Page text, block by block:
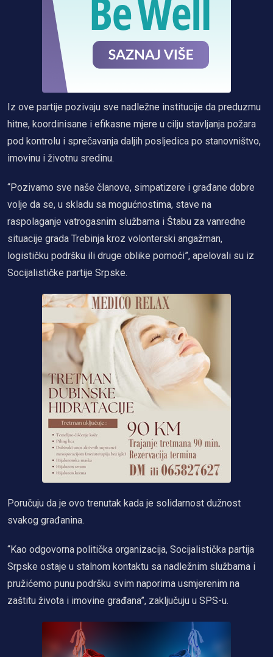
Iz ove partije pozivaju sve nadležne institucije da preduzmu
hitne, koordinisane i efikasne mjere u cilju stavljanja požara
pod kontrolu i sprečavanja daljih posljedica po stanovništvo,
imovinu i životnu sredinu.
“Pozivamo sve naše članove, simpatizere i građane dobre
volje da se, u skladu sa mogućnostima, stave na
raspolaganje vatrogasnim službama i Štabu za vanredne
situacije grada Trebinja kroz volonterski angažman,
logističku podršku ili druge oblike pomoći”, apelovali su iz
Socijalističke partije Srpske.
Poručuju da je ovo trenutak kada je solidarnost dužnost
svakog građanina.
“Kao odgovorna politička organizacija, Socijalistička partija
Srpske ostaje u stalnom kontaktu sa nadležnim službama i
pružićemo punu podršku svim naporima usmjerenim na
zaštitu života i imovine građana”, zaključuju u SPS-u.